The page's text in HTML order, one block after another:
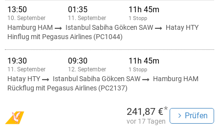
13:50
10. September
01:35
11. September
11h 45m
1 Stopp
Hamburg HAM Istanbul Sabiha Gökcen SAW
Hatay HTY
Hinflug mit Pegasus Airlines (PC1044)
19:30
11. September
09:30
12. September
11h 45m
1 Stopp
Hatay HTY Istanbul Sabiha Gökcen SAW
Hamburg HAM
Rückflug mit Pegasus Airlines (PC2137)
241,87 €*
vor 17 Tagen
Prüfen